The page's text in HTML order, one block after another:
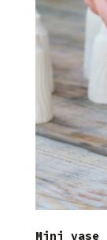
Mini vase